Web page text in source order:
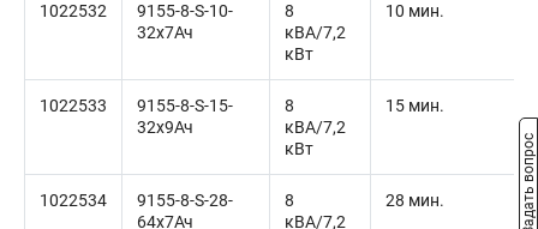
1022532
9155-8-S-10-
32x7Ач
8
кВА/7,2
кВт
10 мин.
1022533
9155-8-S-15-
32x9Ач
8
кВА/7,2
кВт
15 мин.
1022534
9155-8-S-28-
64x7Ач
8
кВА/7,2
28 мин. Задать вопрос